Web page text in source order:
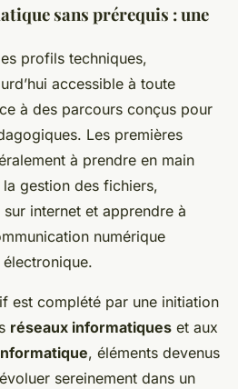
sans prérequis : une
profils techniques,
accessible à toute
à des parcours conçus pour
Les premières
à prendre en main
gestion des fichiers,
internet et apprendre à
numérique
est complété par une initiation
réseaux informatiques et aux
, éléments devenus
sereinement dans un